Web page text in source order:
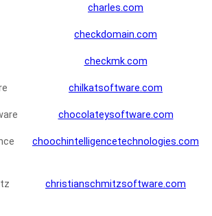
charles.com
checkdomain.com
checkmk.com
chilkatsoftware.com
chocolateysoftware.com
choochintelligencetechnologies.com
christianschmitzsoftware.com